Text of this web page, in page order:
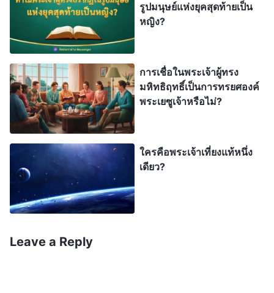
ไม่สืบค้น แต่กล่าวหาว่าพระองค์ทรงหมิ่นศาสนา และ
ถึงกับตรึงพระองค์บนกางเขน พวกเขาจึงถูกพระเจ้า
ลงโทษ พวกเขาผิดพลาดไปตรงไหน? พวกเขาไม่รู้
ว่าการทรงปรากฏในรูปมนุษย์คืออะไร และไม่รู้ว่าเทว
สภาพของพระเจ้านั้นเห็นได้ผ่านการแสดงความจริง
ดังนั้นไม่ว่าบุตรมนุษย์ทรงแสดงความจริงแค่ไหน หรือ
งานยิ่งใหญ่แค่ไหน พวกเขาก็ไม่ยอมรับว่าพระองค์คือ
พระเจ้า พวกเขานิยามพระองค์ว่าเป็นมนุษย์ ปักใจไม่
ยอมเชื่อในเรื่องนี้ พวกเขาจึงพลาดความรอดของ
พระเจ้า จนสุดท้ายถูกลงโทษและสาปแช่ง นั่นไม่ใช่
ความเขลาและความไม่รู้ของมนุษย์เหรอ? ตอนนี้
พระเจ้าผู้ทรงมหิทธิฤทธิ์เป็นความจริง และมาจาก
รูปมนุษย์แห่งยุคสุดท้ายเป็น
หญิง?
การเชื่อในพระเจ้าผู้ทรง
มหิทธิฤทธิ์เป็นการทรยศองค์
พระเยซูเจ้าหรือไม่?
ใครคือพระเจ้าเที่ยงแท้หนึ่ง
เดียว?
Leave a Reply